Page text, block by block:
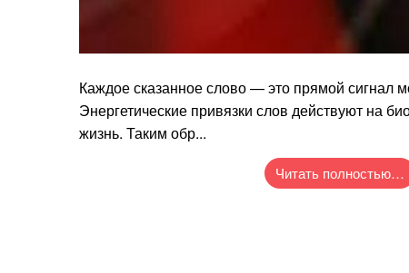
Каждое сказанное слово — это прямой сигнал
Энергетические привязки слов действуют на
жизнь. Таким обр...
Читать полностью…